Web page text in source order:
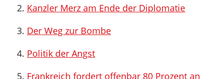
Kanzler Merz am Ende der Diplomatie
Der Weg zur Bombe
Politik der Angst
Frankreich fordert offenbar 80 Prozent an